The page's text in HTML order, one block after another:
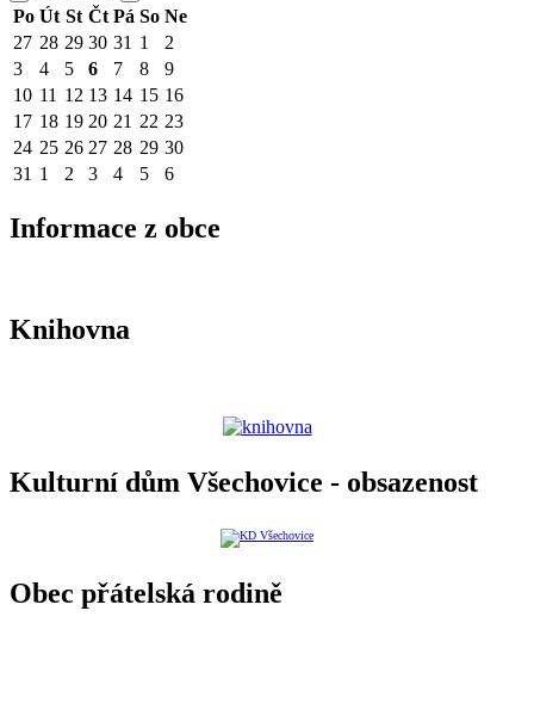
Po Út St Čt Pá So Ne
27 28 29 30 31 1
2
3
4 5 6 7 8
9
10 11 12 13 14 15 16
17 18 19 20 21 22 23
24 25 26 27 28 29 30
31 1 2 3 4 5 6
Informace z obce
Knihovna
Kulturní dům Všechovice - obsazenost
Obec přátelská rodině